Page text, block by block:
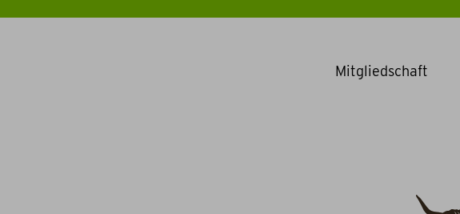
Mitgliedschaft